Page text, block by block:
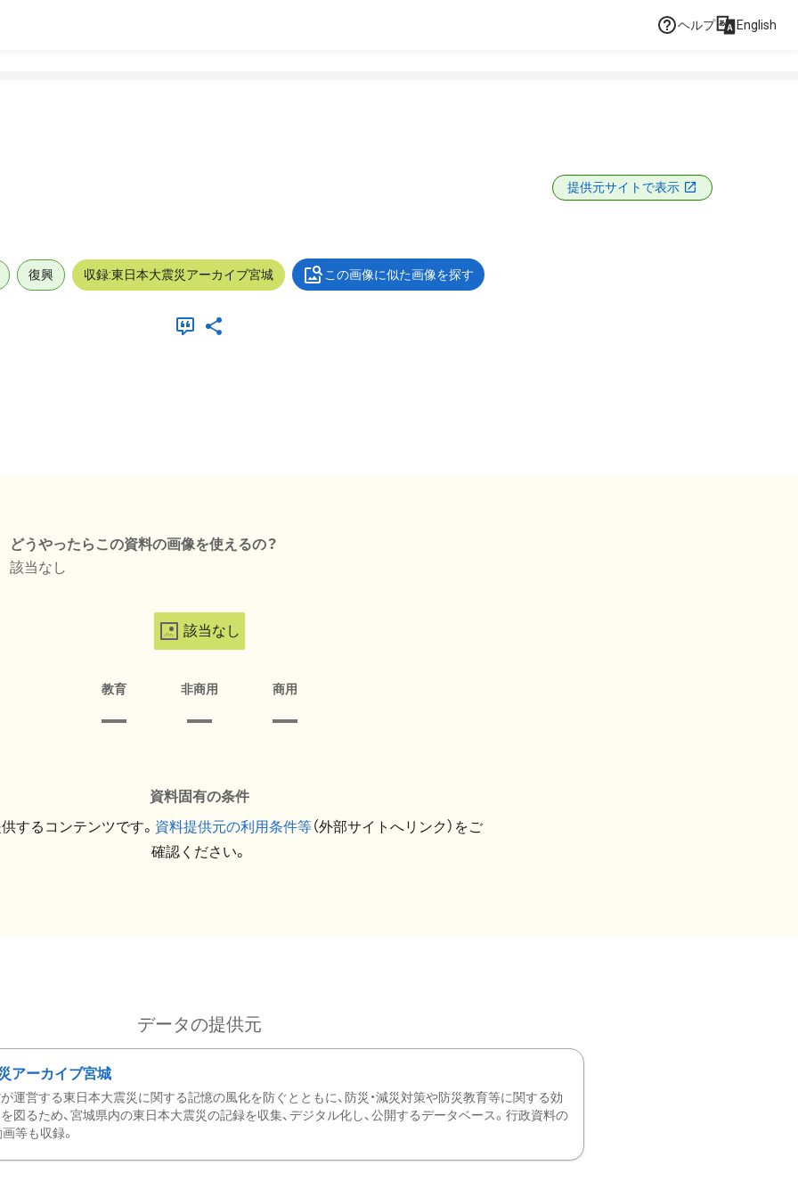
ヘルプ English
提供元サイトで表示
復興 収録:東日本大震災アーカイブ宮城 この画像に似た画像を探す
どうやったらこの資料の画像を使えるの？
該当なし
該当なし
教育 非商用 商用
資料固有の条件
するコンテンツです。 資料提供元の利用条件等（外部サイトへリンク）をご
確認ください。
データの提供元
アーカイブ宮城
運営する東日本大震災に関する記憶の風化を防ぐとともに、防災・減災対策や防災教育等に関する効
図るため、宮城県内の東日本大震災の記録を収集、デジタル化し、公開するデータベース。行政資料の
等も収録。